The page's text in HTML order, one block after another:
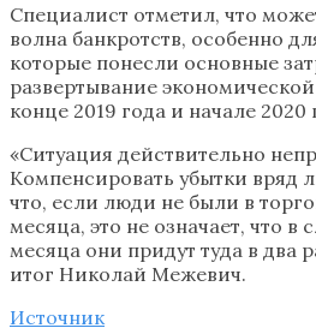
Специалист отметил, что
волна банкротств, особенно
которые понесли основные
развертывание
конце 2019 года и начале 2020
«Ситуация действительно
Компенсировать убытки вряд
что, если люди не были в
месяца, это не означает, что в
месяца они придут туда в два
итог Николай Межевич.
Источник